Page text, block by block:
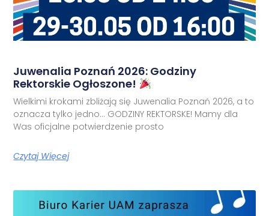
Juwenalia Poznań 2026: Godziny
Rektorskie Ogłoszone!
Wielkimi krokami zbliżają się Juwenalia Poznań 2026, a to
oznacza tylko jedno… GODZINY REKTORSKE! Mamy dla
Was oficjalne potwierdzenie prosto
Czytaj Więcej